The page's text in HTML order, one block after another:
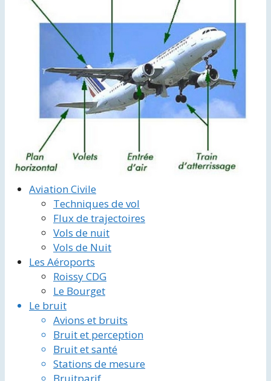
Aviation Civile
Techniques de vol
Flux de trajectoires
Vols de nuit
Vols de Nuit
Les Aéroports
Roissy CDG
Le Bourget
Le bruit
Avions et bruits
Bruit et perception
Bruit et santé
Stations de mesure